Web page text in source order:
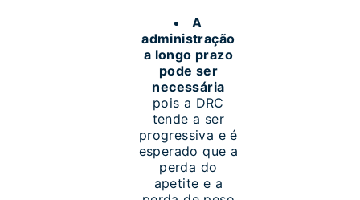
A
administração
a longo prazo
pode ser
necessária
pois a DRC
tende a ser
progressiva e é
esperado que a
perda do
apetite e a